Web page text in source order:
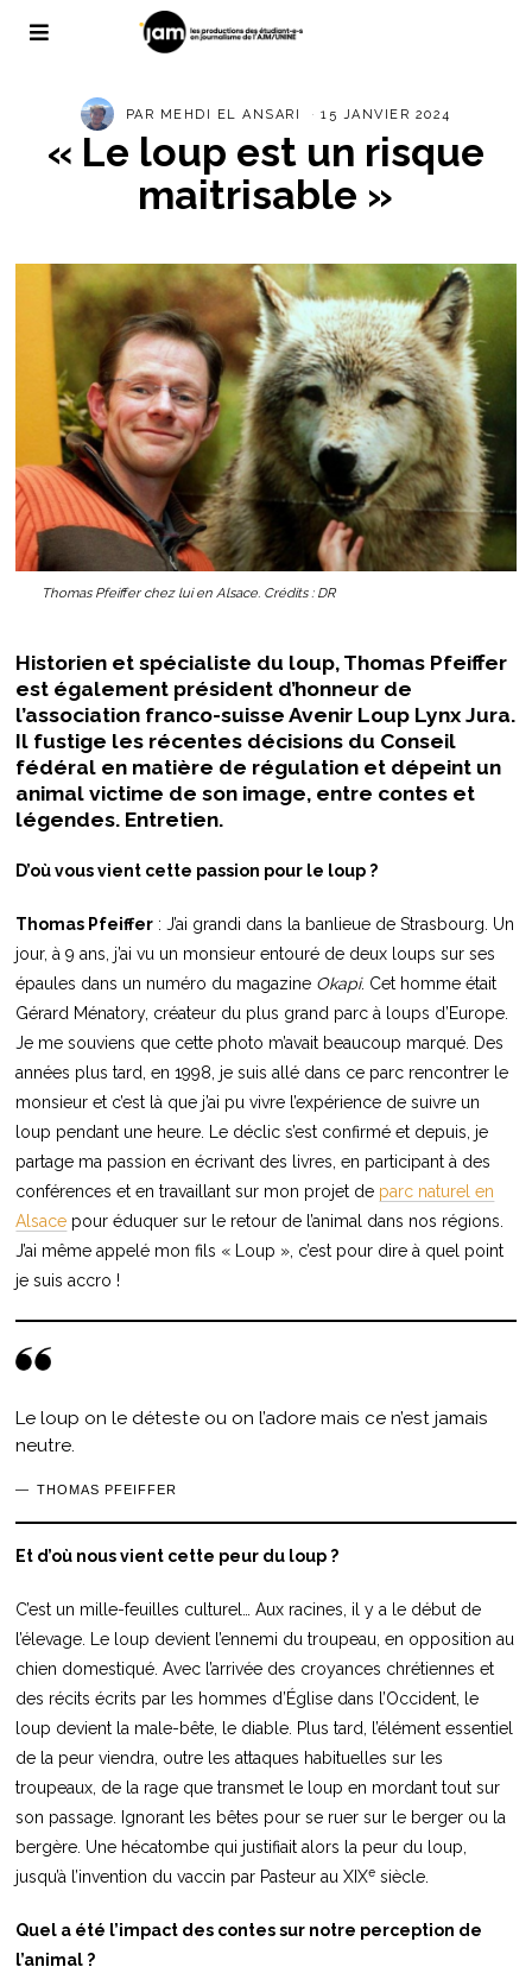
PAR MEHDI EL ANSARI 15 JANVIER 2024
« Le loup est un risque
maitrisable »
Thomas Pfeiffer chez lui en Alsace. Crédits : DR
Historien et spécialiste du loup, Thomas Pfeiffer
est également président d’honneur de
l’association franco-suisse Avenir Loup Lynx Jura.
Il fustige les récentes décisions du Conseil
fédéral en matière de régulation et dépeint un
animal victime de son image, entre contes et
légendes. Entretien.
D’où vous vient cette passion pour le loup ?
Thomas Pfeiffer : J’ai grandi dans la banlieue de Strasbourg. Un
jour, à 9 ans, j’ai vu un monsieur entouré de deux loups sur ses
épaules dans un numéro du magazine Okapi. Cet homme était
Gérard Ménatory, créateur du plus grand parc à loups d’Europe.
Je me souviens que cette photo m’avait beaucoup marqué. Des
années plus tard, en 1998, je suis allé dans ce parc rencontrer le
monsieur et c’est là que j’ai pu vivre l’expérience de suivre un
loup pendant une heure. Le déclic s’est confirmé et depuis, je
partage ma passion en écrivant des livres, en participant à des
conférences et en travaillant sur mon projet de parc naturel en
Alsace pour éduquer sur le retour de l’animal dans nos régions.
J’ai même appelé mon fils « Loup », c’est pour dire à quel point
je suis accro !
Le loup on le déteste ou on l’adore mais ce n’est jamais
neutre.
THOMAS PFEIFFER
Et d’où nous vient cette peur du loup ?
C’est un mille-feuilles culturel… Aux racines, il y a le début de
l’élevage. Le loup devient l’ennemi du troupeau, en opposition au
chien domestiqué. Avec l’arrivée des croyances chrétiennes et
des récits écrits par les hommes d’Église dans l’Occident, le
loup devient la male-bête, le diable. Plus tard, l’élément essentiel
de la peur viendra, outre les attaques habituelles sur les
troupeaux, de la rage que transmet le loup en mordant tout sur
son passage. Ignorant les bêtes pour se ruer sur le berger ou la
bergère. Une hécatombe qui justifiait alors la peur du loup,
jusqu’à l’invention du vaccin par Pasteur au XIXe siècle.
Quel a été l’impact des contes sur notre perception de
l’animal ?